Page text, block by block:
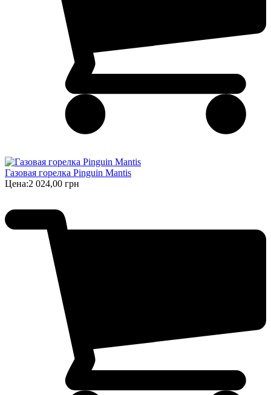
Газовая горелка Pinguin Mantis
Цена:2 024,00 грн